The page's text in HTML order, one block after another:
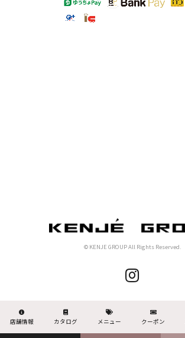
店舗情報 カタログ メニュー クーポン
© KENJE GROUP All Rights Reserved.